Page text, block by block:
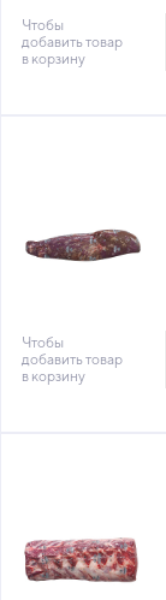
Чтобы
добавить товар
в корзину
Чтобы
добавить товар
в корзину